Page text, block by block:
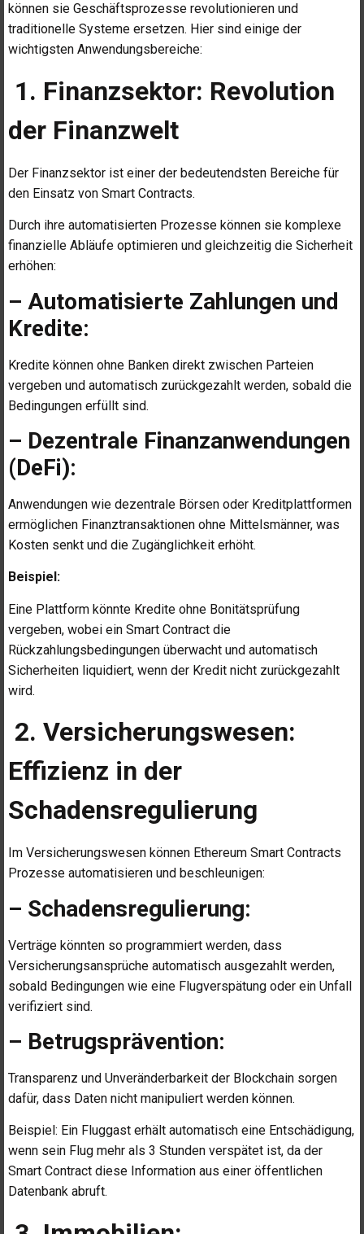
können sie Geschäftsprozesse revolutionieren und
traditionelle Systeme ersetzen. Hier sind einige der
wichtigsten Anwendungsbereiche:
1. Finanzsektor: Revolution
der Finanzwelt
Der Finanzsektor ist einer der bedeutendsten Bereiche für
den Einsatz von Smart Contracts.
Durch ihre automatisierten Prozesse können sie komplexe
finanzielle Abläufe optimieren und gleichzeitig die Sicherheit
erhöhen:
– Automatisierte Zahlungen und
Kredite:
Kredite können ohne Banken direkt zwischen Parteien
vergeben und automatisch zurückgezahlt werden, sobald die
Bedingungen erfüllt sind.
– Dezentrale Finanzanwendungen
(DeFi):
Anwendungen wie dezentrale Börsen oder Kreditplattformen
ermöglichen Finanztransaktionen ohne Mittelsmänner, was
Kosten senkt und die Zugänglichkeit erhöht.
Beispiel:
Eine Plattform könnte Kredite ohne Bonitätsprüfung
vergeben, wobei ein Smart Contract die
Rückzahlungsbedingungen überwacht und automatisch
Sicherheiten liquidiert, wenn der Kredit nicht zurückgezahlt
wird.
2. Versicherungswesen:
Effizienz in der
Schadensregulierung
Im Versicherungswesen können Ethereum Smart Contracts
Prozesse automatisieren und beschleunigen:
– Schadensregulierung:
Verträge könnten so programmiert werden, dass
Versicherungsansprüche automatisch ausgezahlt werden,
sobald Bedingungen wie eine Flugverspätung oder ein Unfall
verifiziert sind.
– Betrugsprävention:
Transparenz und Unveränderbarkeit der Blockchain sorgen
dafür, dass Daten nicht manipuliert werden können.
Beispiel: Ein Fluggast erhält automatisch eine Entschädigung,
wenn sein Flug mehr als 3 Stunden verspätet ist, da der
Smart Contract diese Information aus einer öffentlichen
Datenbank abruft.